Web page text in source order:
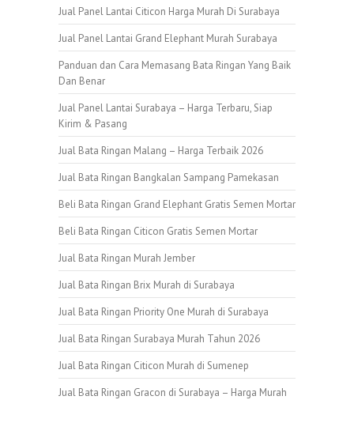
Jual Panel Lantai Citicon Harga Murah Di Surabaya
Jual Panel Lantai Grand Elephant Murah Surabaya
Panduan dan Cara Memasang Bata Ringan Yang Baik
Dan Benar
Jual Panel Lantai Surabaya – Harga Terbaru, Siap
Kirim & Pasang
Jual Bata Ringan Malang – Harga Terbaik 2026
Jual Bata Ringan Bangkalan Sampang Pamekasan
Beli Bata Ringan Grand Elephant Gratis Semen Mortar
Beli Bata Ringan Citicon Gratis Semen Mortar
Jual Bata Ringan Murah Jember
Jual Bata Ringan Brix Murah di Surabaya
Jual Bata Ringan Priority One Murah di Surabaya
Jual Bata Ringan Surabaya Murah Tahun 2026
Jual Bata Ringan Citicon Murah di Sumenep
Jual Bata Ringan Gracon di Surabaya – Harga Murah